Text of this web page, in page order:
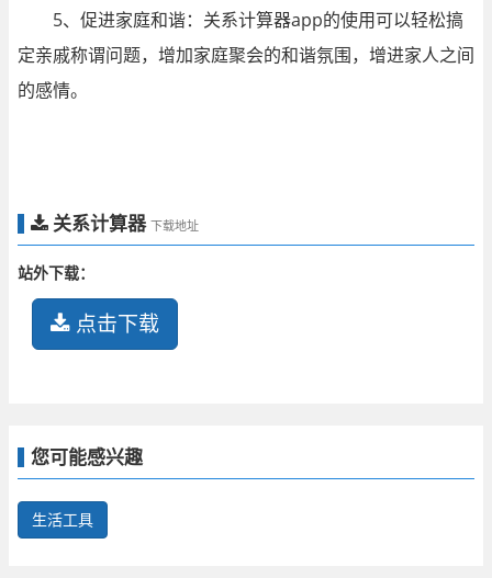
5、促进家庭和谐：关系计算器app的使用可以轻松搞
定亲戚称谓问题，增加家庭聚会的和谐氛围，增进家人之间
的感情。
关系计算器 下载地址
站外下载：
点击下载
您可能感兴趣
生活工具